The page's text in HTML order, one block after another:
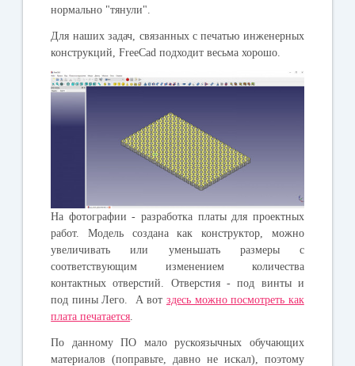
нормально "тянули".
Для наших задач, связанных с печатью инженерных
конструкций, FreeCad подходит весьма хорошо.
На фотографии - разработка платы для проектных
работ. Модель создана как конструктор, можно
увеличивать или уменьшать размеры с
соответствующим изменением количества
контактных отверстий. Отверстия - под винты и
под пины Лего. А вот здесь можно посмотреть как
плата печатается
По данному ПО мало рускоязычных обучающих
материалов (поправьте, давно не искал), поэтому